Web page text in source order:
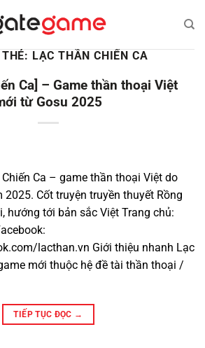
LẠC THẦN CHIẾN CA
Ca] – Game thần thoại Việt
từ Gosu 2025
Ca – game thần thoại Việt do
2025. Cốt truyện truyền thuyết Rồng
hướng tới bản sắc Việt Trang chủ:
lacthan.vn Giới thiệu nhanh Lạc
mới thuộc hệ đề tài thần thoại /
TIẾP TỤC ĐỌC →